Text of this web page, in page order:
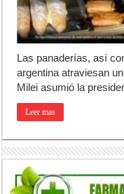
Las panaderías, así
argentina atraviesan
Milei asumió la
Leer mas